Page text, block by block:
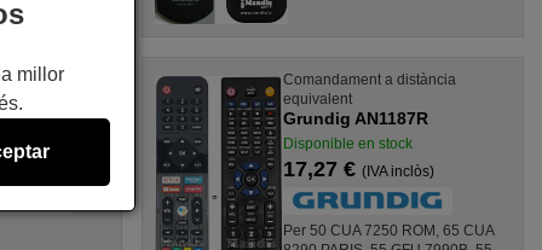
distància
Comandament a distància
equivalent
Grundig AN1187R
Disponible en stock
17,27 € (IVA inclòs)
Per 50 CUA 7250 ROM, 65 CUA
millor